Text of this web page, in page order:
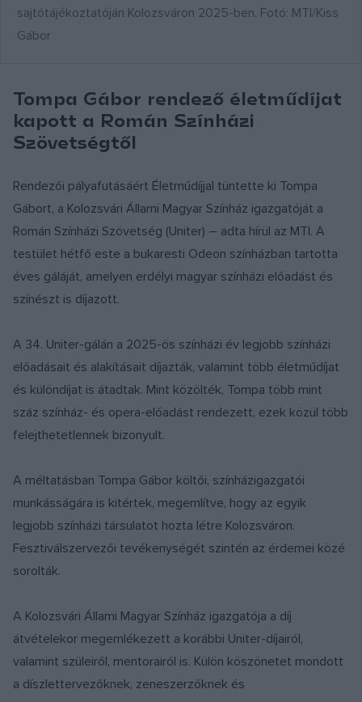
sajtótájékoztatóján Kolozsváron 2025-ben. Fotó: MTI/Kiss
Gábor
Tompa Gábor rendező életműdíjat
kapott a Román Színházi
Szövetségtől
Rendezői pályafutásáért Életműdíjjal tüntette ki Tompa
Gábort, a Kolozsvári Állami Magyar Színház igazgatóját a
Román Színházi Szövetség (Uniter) – adta hírül az MTI. A
testület hétfő este a bukaresti Odeon színházban tartotta
éves gáláját, amelyen erdélyi magyar színházi előadást és
színészt is díjazott.
A 34. Uniter-gálán a 2025-ös színházi év legjobb színházi
előadásait és alakításait díjazták, valamint több életműdíjat
és különdíjat is átadtak. Mint közölték, Tompa több mint
száz színház- és opera-előadást rendezett, ezek közül több
felejthetetlennek bizonyult.
A méltatásban Tompa Gábor költői, színházigazgatói
munkásságára is kitértek, megemlítve, hogy az egyik
legjobb színházi társulatot hozta létre Kolozsváron.
Fesztiválszervezői tevékenységét szintén az érdemei közé
sorolták.
A Kolozsvári Állami Magyar Színház igazgatója a díj
átvételekor megemlékezett a korábbi Uniter-díjairól,
valamint szüleiről, mentorairól is. Külön köszönetet mondott
a díszlettervezőknek, zeneszerzőknek és